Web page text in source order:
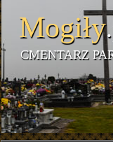
Mogiły
CMENTARZ